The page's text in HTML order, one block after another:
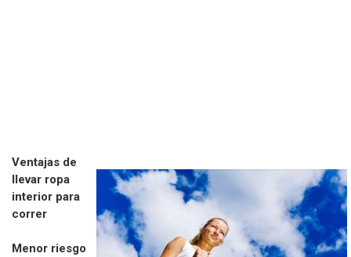
Ventajas de
llevar ropa
interior para
correr
Menor riesgo